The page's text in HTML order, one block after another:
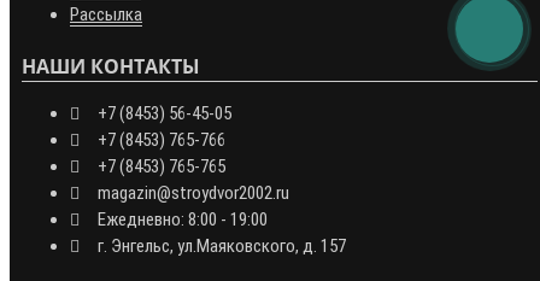
Рассылка
НАШИ КОНТАКТЫ
+7 (8453) 56-45-05
+7 (8453) 765-766
+7 (8453) 765-765
magazin@stroydvor2002.ru
Ежедневно: 8:00 - 19:00
г. Энгельс, ул.Маяковского, д. 157